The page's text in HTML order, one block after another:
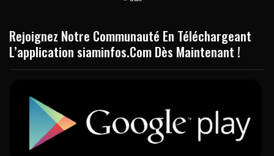
Rejoignez Notre Communauté En Téléchargeant
L’application siaminfos.Com Dès Maintenant !